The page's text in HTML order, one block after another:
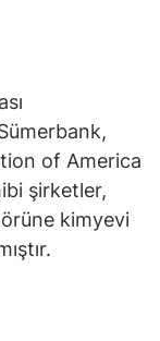
of America
şirketler,
kimyevi